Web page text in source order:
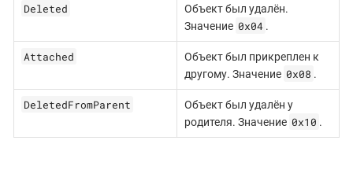
Deleted
Объект был удалён.
Значение 0x04 .
Attached
Объект был прикреплен к
другому. Значение 0x08 .
DeletedFromParent
Объект был удалён у
родителя. Значение 0x10 .